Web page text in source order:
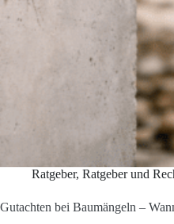
Ratgeber, Ratgeber und
Gutachten bei Baumängeln –